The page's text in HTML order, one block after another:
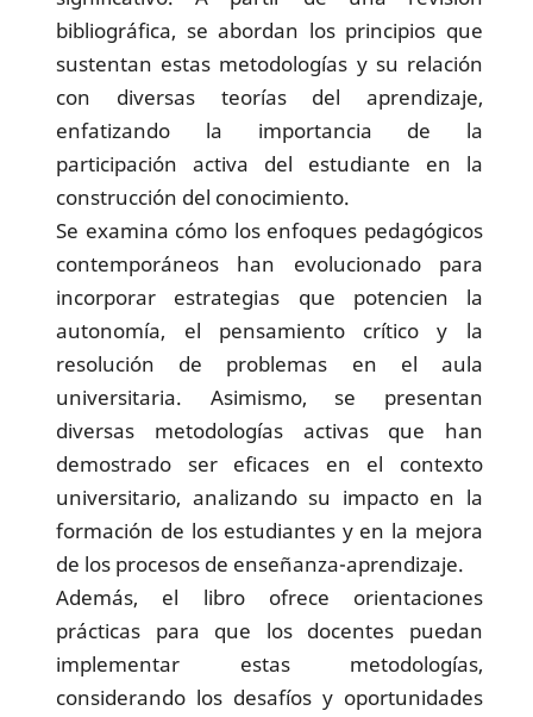
bibliográfica, se abordan los principios que
sustentan estas metodologías y su relación
con diversas teorías del aprendizaje,
enfatizando la importancia de la
participación activa del estudiante en la
construcción del conocimiento.
Se examina cómo los enfoques pedagógicos
contemporáneos han evolucionado para
incorporar estrategias que potencien la
autonomía, el pensamiento crítico y la
resolución de problemas en el aula
universitaria. Asimismo, se presentan
diversas metodologías activas que han
demostrado ser eficaces en el contexto
universitario, analizando su impacto en la
formación de los estudiantes y en la mejora
de los procesos de enseñanza-aprendizaje.
Además, el libro ofrece orientaciones
prácticas para que los docentes puedan
implementar estas metodologías,
considerando los desafíos y oportunidades